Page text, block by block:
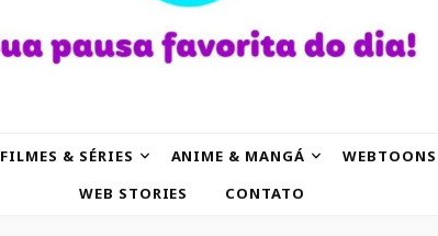
FILMES & SÉRIES ANIME & MANGÁ
WEBTOONS
WEB STORIES
CONTATO